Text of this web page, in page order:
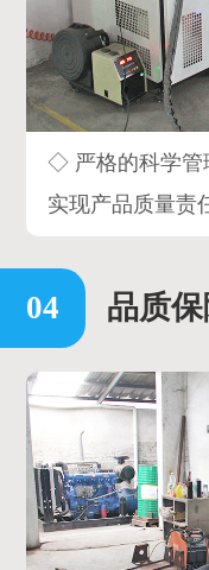
◇ 严格的科学管
实现产品质量责
品质